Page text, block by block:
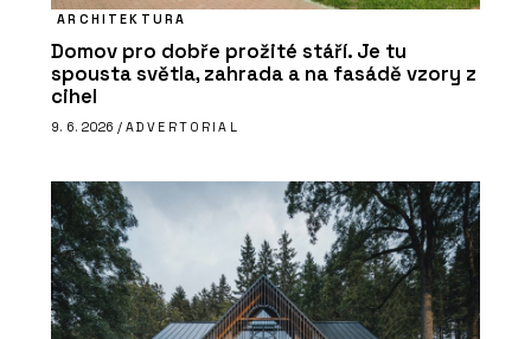
ARCHITEKTURA
Domov pro dobře prožité stáří. Je tu
spousta světla, zahrada a na fasádě vzory z
cihel
9. 6. 2026 / ADVERTORIAL